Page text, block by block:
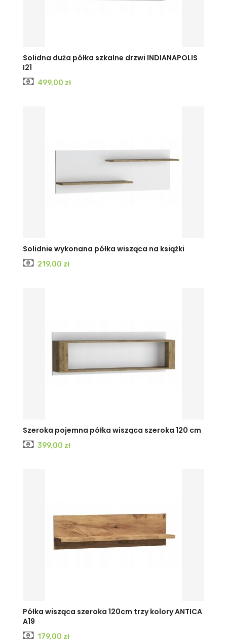
KRAFTJESIONJESION
Solidna duża półka szkalne drzwi INDIANAPOLIS
I21
Cena
499,00 zł
Solidnie wykonana półka wisząca na książki
Cena
219,00 zł
Szeroka pojemna półka wisząca szeroka 120 cm
Cena
399,00 zł
Półka wisząca szeroka 120cm trzy kolory ANTICA
A19
Cena
179,00 zł